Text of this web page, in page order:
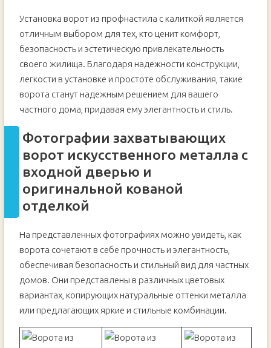
Установка ворот из профнастила с калиткой является
отличным выбором для тех, кто ценит комфорт,
безопасность и эстетическую привлекательность
своего жилища. Благодаря надежности конструкции,
легкости в установке и простоте обслуживания, такие
ворота станут надежным решением для вашего
частного дома, придавая ему элегантность и стиль.
Фотографии захватывающих
ворот искусственного металла с
входной дверью и
оригинальной кованой
отделкой
На представленных фотографиях можно увидеть, как
ворота сочетают в себе прочность и элегантность,
обеспечивая безопасность и стильный вид для частных
домов. Они представлены в различных цветовых
вариантах, копирующих натуральные оттенки металла
или предлагающих яркие и стильные комбинации.